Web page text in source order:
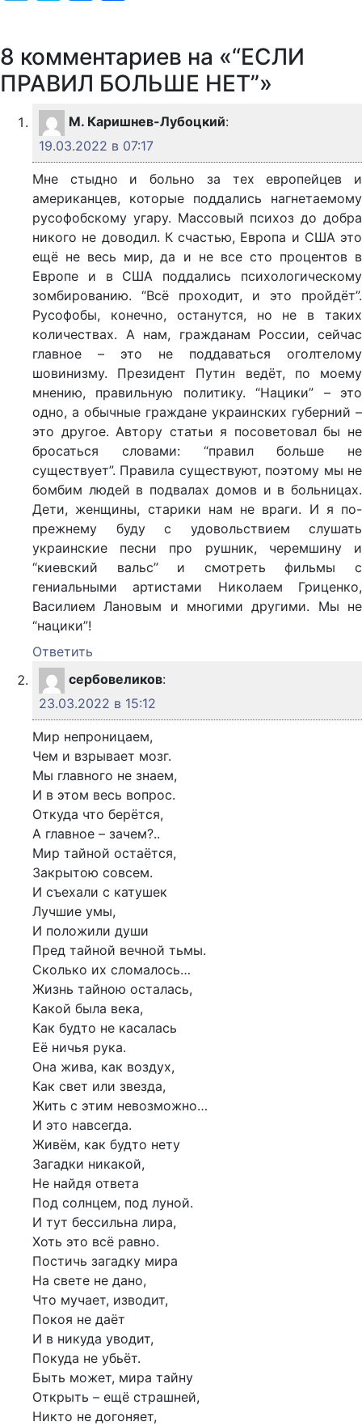
8 комментариев на «“ЕСЛИ
ПРАВИЛ БОЛЬШЕ НЕТ”»
М. Каришнев-Лубоцкий:
19.03.2022 в 07:17
Мне стыдно и больно за тех европейцев и
американцев, которые поддались нагнетаемому
русофобскому угару. Массовый психоз до добра
никого не доводил. К счастью, Европа и США это
ещё не весь мир, да и не все сто процентов в
Европе и в США поддались психологическому
зомбированию. “Всё проходит, и это пройдёт”.
Русофобы, конечно, останутся, но не в таких
количествах. А нам, гражданам России, сейчас
главное – это не поддаваться оголтелому
шовинизму. Президент Путин ведёт, по моему
мнению, правильную политику. “Нацики” – это
одно, а обычные граждане украинских губерний –
это другое. Автору статьи я посоветовал бы не
бросаться словами: “правил больше не
существует”. Правила существуют, поэтому мы не
бомбим людей в подвалах домов и в больницах.
Дети, женщины, старики нам не враги. И я по-
прежнему буду с удовольствием слушать
украинские песни про рушник, черемшину и
“киевский вальс” и смотреть фильмы с
гениальными артистами Николаем Гриценко,
Василием Лановым и многими другими. Мы не
“нацики”!
Ответить
сербовеликов:
23.03.2022 в 15:12
Мир непроницаем,
Чем и взрывает мозг.
Мы главного не знаем,
И в этом весь вопрос.
Откуда что берётся,
А главное – зачем?..
Мир тайной остаётся,
Закрытою совсем.
И съехали с катушек
Лучшие умы,
И положили души
Пред тайной вечной тьмы.
Сколько их сломалось…
Жизнь тайною осталась,
Какой была века,
Как будто не касалась
Её ничья рука.
Она жива, как воздух,
Как свет или звезда,
Жить с этим невозможно…
И это навсегда.
Живём, как будто нету
Загадки никакой,
Не найдя ответа
Под солнцем, под луной.
И тут бессильна лира,
Хоть это всё равно.
Постичь загадку мира
На свете не дано,
Что мучает, изводит,
Покоя не даёт
И в никуда уводит,
Покуда не убьёт.
Быть может, мира тайну
Открыть – ещё страшней,
Никто не догоняет,